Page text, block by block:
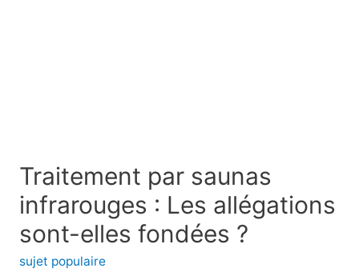
Traitement par saunas
infrarouges : Les allégations
sont-elles fondées ?
sujet populaire